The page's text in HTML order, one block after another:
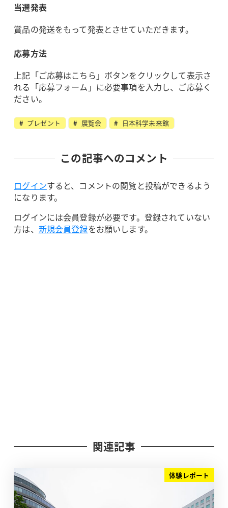
当選発表
賞品の発送をもって発表とさせていただきます。
応募方法
上記「ご応募はこちら」ボタンをクリックして表示さ
れる「応募フォーム」に必要事項を入力し、ご応募く
ださい。
プレゼント 展覧会 日本科学未来館
この記事へのコメント
ログインすると、コメントの閲覧と投稿ができるよう
になります。
ログインには会員登録が必要です。登録されていない
方は、 新規会員登録をお願いします。
関連記事
体験レポート